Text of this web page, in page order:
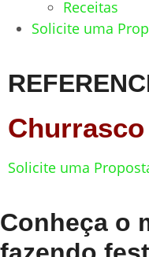
Receitas
Solicite uma
Solicite uma
Conheça o